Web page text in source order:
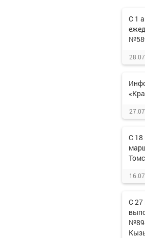
С 1
С 18
С 27